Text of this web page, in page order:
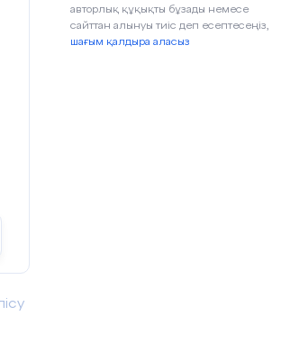
авторлық құқықты бұзады немесе
сайттан алынуы тиіс деп есептесеңіз,
шағым қалдыра аласыз